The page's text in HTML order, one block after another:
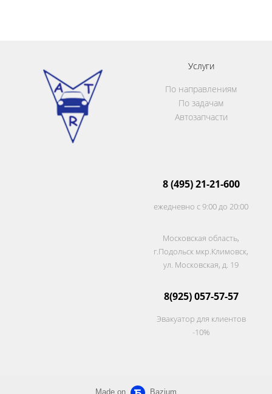
Услуги
По направлениям
По задачам
Автозапчасти
8 (495) 21-21-600
ежедневно с 9:00 до 20:00
Московская область,
г.Подольск мкр.Климовск,
ул. Московская, д. 19
8(925) 057-57-57
Эвакуатор для клиентов
-10%
Made on Bazium